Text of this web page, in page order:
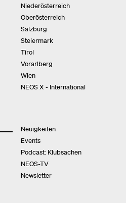
Niederösterreich
Oberösterreich
Salzburg
Steiermark
Tirol
Vorarlberg
Wien
NEOS X - International
Neuigkeiten
Events
Podcast: Klubsachen
NEOS-TV
Newsletter